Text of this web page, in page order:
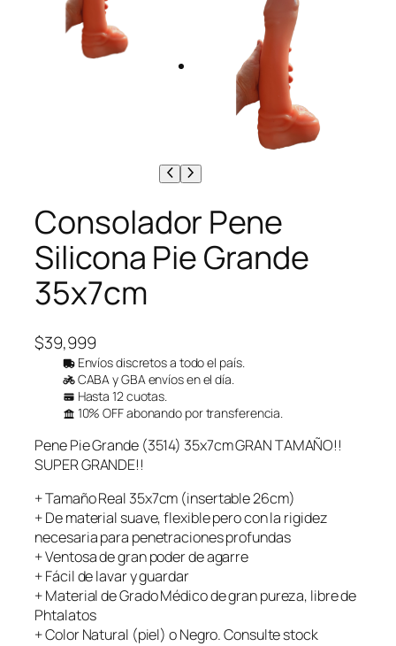
Consolador Pene
Silicona Pie Grande
35x7cm
$39,999
Envíos discretos a todo el país.
CABA y GBA envíos en el día.
Hasta 12 cuotas.
10% OFF abonando por transferencia.
Pene Pie Grande (3514) 35x7cm GRAN TAMAÑO!!
SUPER GRANDE!!
+ Tamaño Real 35x7cm (insertable 26cm)
+ De material suave, flexible pero con la rigidez
necesaria para penetraciones profundas
+ Ventosa de gran poder de agarre
+ Fácil de lavar y guardar
+ Material de Grado Médico de gran pureza, libre de
Phtalatos
+ Color Natural (piel) o Negro. Consulte stock